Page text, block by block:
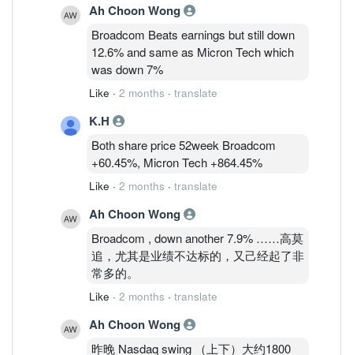
Ah Choon Wong
Broadcom Beats earnings but still down
12.6% and same as Micron Tech which
was down 7%
Like · 2 months · translate
K.H
Both share price 52week Broadcom
+60.45%, Micron Tech +864.45%
Like · 2 months · translate
Ah Choon Wong
Broadcom , down another 7.9% ……高莫
追，尤其是业绩不达标的，又己经起了非
常多的。
Like · 2 months · translate
Ah Choon Wong
昨晚 Nasdaq swing （上下）大约1800